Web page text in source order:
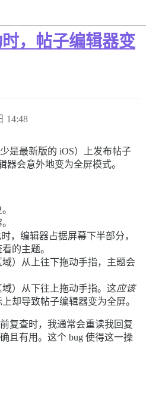
，帖子编辑器变
14:48
是最新版的 iOS）上发布帖子
器会意外地变为全屏模式。
，编辑器占据屏幕下半部分，
的主题。
）从上往下拖动手指，主题会
）从下往上拖动手指。这应该
却导致帖子编辑器变为全屏。
复查时，我通常会重读我回复
且有用。这个 bug 使得这一操